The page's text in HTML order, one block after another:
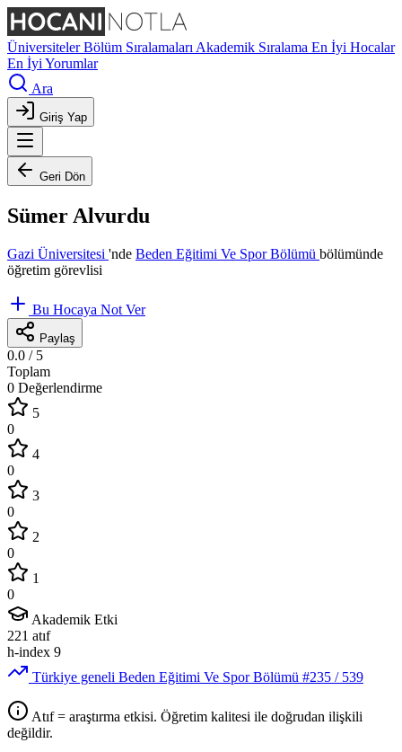
ÜniversitelerBölüm Sıralamaları Akademik Sıralama En İyi Hocalar
En İyi Yorumlar
Ara
Giriş Yap
Geri Dön
Sümer Alvurdu
Gazi Üniversitesi 'nde Beden Eğitimi Ve Spor Bölümü bölümünde
öğretim görevlisi
Bu Hocaya Not Ver
Paylaş
0.0 / 5
Toplam
0 Değerlendirme
5
0
4
0
3
0
2
0
1
0
Akademik Etki
221 atıf
h-index 9
Türkiye geneli Beden Eğitimi Ve Spor Bölümü #235 / 539
Atıf = araştırma etkisi. Öğretim kalitesi ile doğrudan ilişkili
değildir.